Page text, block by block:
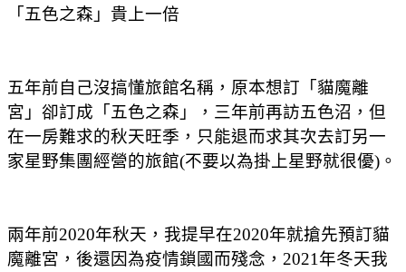
「五色之森」貴上一倍
五年前自己沒搞懂旅館名稱，原本想訂「貓魔離
宮」卻訂成「五色之森」，三年前再訪五色沼，但
在一房難求的秋天旺季，只能退而求其次去訂另一
家星野集團經營的旅館(不要以為掛上星野就很優)。
兩年前2020年秋天，我提早在2020年就搶先預訂貓
魔離宮，後還因為疫情鎖國而殘念，2021年冬天我